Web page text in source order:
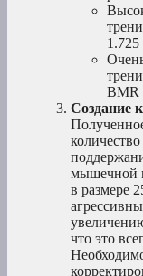
1.725
BMR
Создание
мышечной
в размере
что это